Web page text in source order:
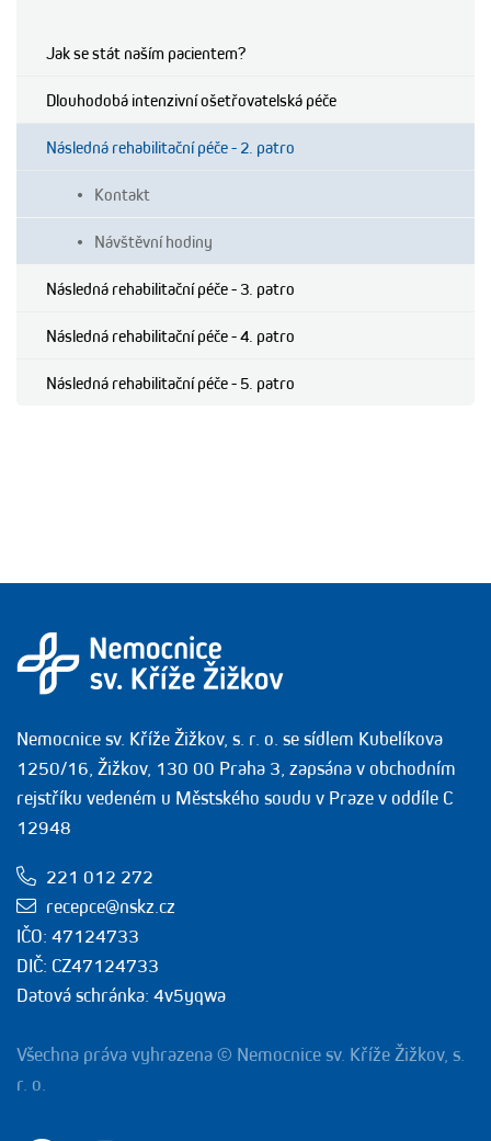
Jak se stát naším pacientem?
Dlouhodobá intenzivní ošetřovatelská péče
Následná rehabilitační péče - 2. patro
Kontakt
Návštěvní hodiny
Následná rehabilitační péče - 3. patro
Následná rehabilitační péče - 4. patro
Následná rehabilitační péče - 5. patro
Nemocnice sv. Kříže Žižkov, s. r. o. se sídlem Kubelíkova
1250/16, Žižkov, 130 00 Praha 3, zapsána v obchodním
rejstříku vedeném u Městského soudu v Praze v oddíle C
12948
221 012 272
recepce@nskz.cz
IČO: 47124733
DIČ: CZ47124733
Datová schránka: 4v5yqwa
Všechna práva vyhrazena © Nemocnice sv. Kříže Žižkov, s.
r. o.